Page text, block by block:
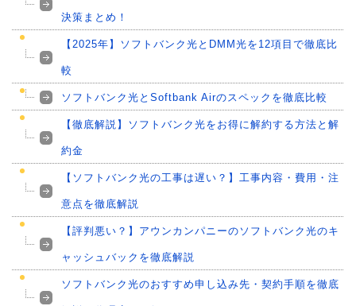
決策まとめ！
【2025年】ソフトバンク光とDMM光を12項目で徹底比
較
ソフトバンク光とSoftbank Airのスペックを徹底比較
【徹底解説】ソフトバンク光をお得に解約する方法と解
約金
【ソフトバンク光の工事は遅い？】工事内容・費用・注
意点を徹底解説
【評判悪い？】アウンカンパニーのソフトバンク光のキ
ャッシュバックを徹底解説
ソフトバンク光のおすすめ申し込み先・契約手順を徹底